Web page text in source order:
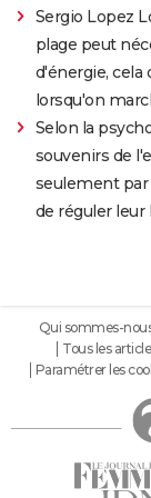
Sergio Lopez
plage peut
d'énergie, cela
lorsqu'on
Selon la
souvenirs de
seulement par
de réguler
Qui sommes-
Tous les
Paramétrer les